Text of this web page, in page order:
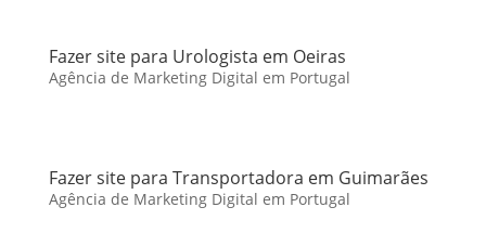
Fazer site para Urologista em Oeiras
Agência de Marketing Digital em Portugal
Fazer site para Transportadora em Guimarães
Agência de Marketing Digital em Portugal